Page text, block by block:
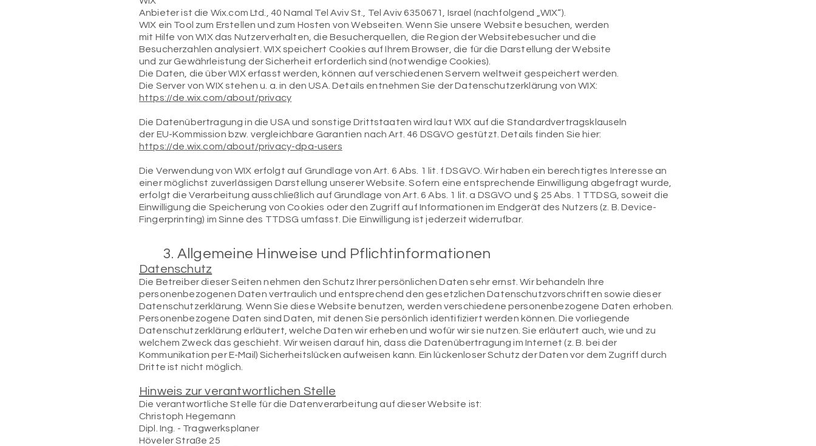
Anbieter ist die Wix.com Ltd., 40 Namal Tel Aviv St., Tel Aviv 6350671, Israel (nachfolgend „WIX“).
WIX ein Tool zum Erstellen und zum Hosten von Webseiten. Wenn Sie unsere Website besuchen, werden
mit Hilfe von WIX das Nutzerverhalten, die Besucherquellen, die Region der Websitebesucher und die
Besucherzahlen analysiert. WIX speichert Cookies auf Ihrem Browser, die für die Darstellung der Website
und zur Gewährleistung der Sicherheit erforderlich sind (notwendige Cookies).
Die Daten, die über WIX erfasst werden, können auf verschiedenen Servern weltweit gespeichert werden.
Die Server von WIX stehen u. a. in den USA. Details entnehmen Sie der Datenschutzerklärung von WIX:
https://de.wix.com/about/privacy
Die Datenübertragung in die USA und sonstige Drittstaaten wird laut WIX auf die Standardvertragsklauseln
der EU-Kommission bzw. vergleichbare Garantien nach Art. 46 DSGVO gestützt. Details finden Sie hier:
https://de.wix.com/about/privacy-dpa-users
Die Verwendung von WIX erfolgt auf Grundlage von Art. 6 Abs. 1 lit. f DSGVO. Wir haben ein berechtigtes Interesse an
einer möglichst zuverlässigen Darstellung unserer Website. Sofern eine entsprechende Einwilligung abgefragt wurde,
erfolgt die Verarbeitung ausschließlich auf Grundlage von Art. 6 Abs. 1 lit. a DSGVO und § 25 Abs. 1 TTDSG, soweit die
Einwilligung die Speicherung von Cookies oder den Zugriff auf Informationen im Endgerät des Nutzers (z. B. Device-
Fingerprinting) im Sinne des TTDSG umfasst. Die Einwilligung ist jederzeit widerrufbar.
3. Allgemeine Hinweise und Pflichtinformationen
Datenschutz
Die Betreiber dieser Seiten nehmen den Schutz Ihrer persönlichen Daten sehr ernst. Wir behandeln Ihre
personenbezogenen Daten vertraulich und entsprechend den gesetzlichen Datenschutzvorschriften sowie dieser
Datenschutzerklärung. Wenn Sie diese Website benutzen, werden verschiedene personenbezogene Daten erhoben.
Personenbezogene Daten sind Daten, mit denen Sie persönlich identifiziert werden können. Die vorliegende
Datenschutzerklärung erläutert, welche Daten wir erheben und wofür wir sie nutzen. Sie erläutert auch, wie und zu
welchem Zweck das geschieht. Wir weisen darauf hin, dass die Datenübertragung im Internet (z. B. bei der
Kommunikation per E-Mail) Sicherheitslücken aufweisen kann. Ein lückenloser Schutz der Daten vor dem Zugriff durch
Dritte ist nicht möglich.
Hinweis zur verantwortlichen Stelle
Die verantwortliche Stelle für die Datenverarbeitung auf dieser Website ist:
Christoph Hegemann
Dipl. Ing. - Tragwerksplaner
Höveler Straße 25